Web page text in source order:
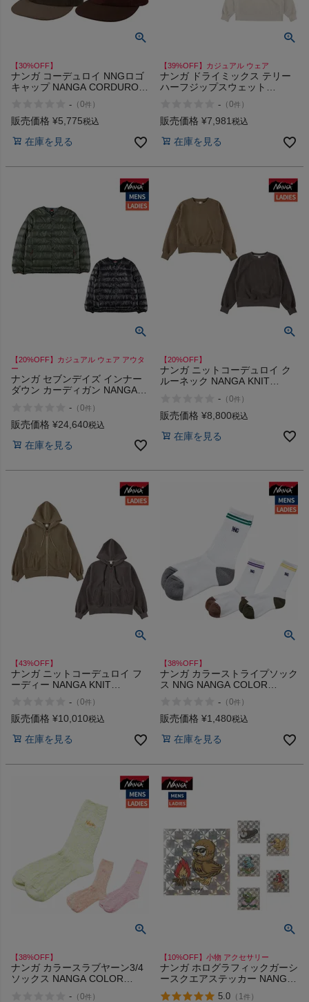
【30%OFF】
ナンガ コーデュロイ NNGロゴ
キャップ NANGA CORDUROY
- （0件 ）
販売価格 ¥5,775税込
在庫を見る
【39%OFF】カジュアル ウェア
ナンガ ドライミックス テリー
ハーフジップスウェット
HALF ZIP SWEAT アウトレッ
ト セール
- （0件 ）
販売価格 ¥7,981税込
在庫を見る
【20%OFF】カジュアル ウェア アウタ
ー
ナンガ セブンデイズ インナー
ダウン カーディガン NANGA
- （0件 ）
販売価格 ¥24,640税込
在庫を見る
【20%OFF】
ナンガ ニットコーデュロイ ク
ルーネック NANGA KNIT
- （0件 ）
販売価格 ¥8,800税込
在庫を見る
【43%OFF】
ナンガ ニットコーデュロイ フ
ーディー NANGA KNIT
- （0件 ）
販売価格 ¥10,010税込
在庫を見る
【38%OFF】
ナンガ カラーストライプソック
ス NNG NANGA COLOR
- （0件 ）
販売価格 ¥1,480税込
在庫を見る
【38%OFF】
ナンガ カラースラブヤーン3/4
ソックス NANGA COLOR
- （0件 ）
【10%OFF】小物 アクセサリー
ナンガ ホログラフィックガーシ
ースクエアステッカー NANGA
HOLOGRAPHIC GAAACY
5.0 （ 1件 ）